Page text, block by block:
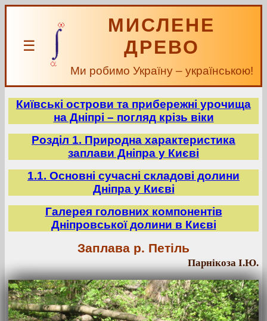
☰
МИСЛЕНЕ
ДРЕВО
Ми робимо Україну – українською!
Київські острови та прибережні урочища
на Дніпрі – погляд крізь віки
Розділ 1. Природна характеристика
заплави Дніпра у Києві
1.1. Основні сучасні складові долини
Дніпра у Києві
Галерея головних компонентів
Дніпровської долини в Києві
Заплава р. Петіль
Парнікоза І.Ю.